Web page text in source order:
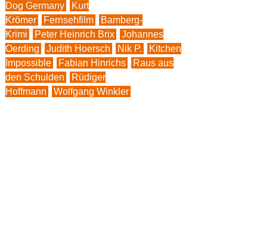
Dog Germany
Kurt
Krömer
Fernsehfilm
Bamberg-
Krimi
Peter Heinrich Brix
Johannes
Oerding
Judith Hoersch Nik P.
Kitchen
Impossible
Fabian Hinrichs
Raus aus
den Schulden
Rüdiger
Hoffmann
Wolfgang Winkler